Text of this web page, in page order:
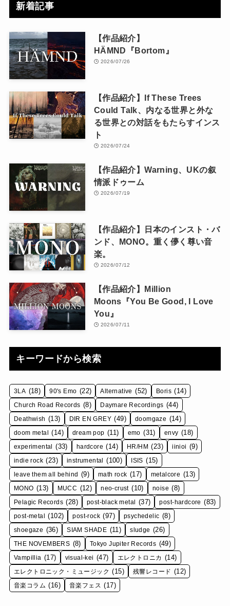
新着記事
【作品紹介】
HÄMND『Bortom』
2026/07/26
【作品紹介】If These Trees
Could Talk、内なる世界と外な
る世界との対話をもたらすインス
ト
2026/07/24
【作品紹介】Warning、UKの叙
情派ドゥーム
2026/07/19
【作品紹介】日本のインスト・バ
ンド、MONO。重く儚く尊い音
楽。
2026/07/12
【作品紹介】Million
Moons『You Be Good, I Love
You』
2026/07/11
キーワードから検索
3LA (18) 90's Emo (22) Alternative (52) Boris (14)
Church Road Records (8) Daymare Recordings (44)
Deathwish (13) DIR EN GREY (49) doomgaze (14)
doom metal (14) dream pop (11) emo (31) envy (18)
experimental (33) hardcore (14) HR/HM (23) iinioi (9)
indie rock (23) instrumental (100) ISIS (15)
leave them all behind (9) math rock (17) metalcore (13)
MONO (13) MUCC (12) neo-crust (10) noise (8)
Pelagic Records (28) post-black metal (37) post-hardcore (83)
post-metal (102) post-rock (97) psychedelic (8)
shoegaze (36) SIAM SHADE (11) sludge (26)
THE NOVEMBERS (8) Tokyo Jupiter Records (49)
Vampillia (17) visual-kei (47) エレクトロニカ (14)
エレクトロニック・ミュージック (15) 残響レコード (12)
音楽コラム (16) 音楽フェス (17)